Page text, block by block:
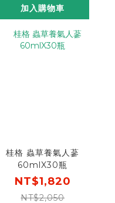
加入購物車
桂格 蟲草養氣人蔘
60mlX30瓶
NT$1,820
NT$2,050